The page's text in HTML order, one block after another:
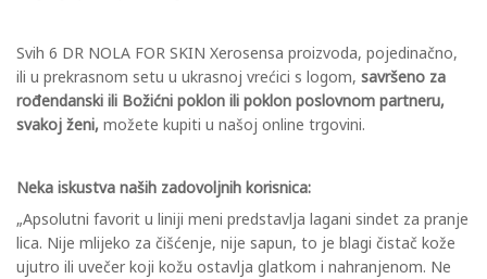
Svih 6 DR NOLA FOR SKIN Xerosensa proizvoda, pojedinačno,
ili u prekrasnom setu u ukrasnoj vrećici s logom, savršeno za
rođendanski ili Božićni poklon ili poklon poslovnom partneru,
svakoj ženi, možete kupiti u našoj online trgovini.
Neka iskustva naših zadovoljnih korisnica:
„Apsolutni favorit u liniji meni predstavlja lagani sindet za pranje
lica. Nije mlijeko za čišćenje, nije sapun, to je blagi čistač kože
ujutro ili uvečer koji kožu ostavlja glatkom i nahranjenom. Ne